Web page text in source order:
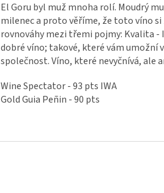
El Goru byl muž mnoha rolí. Moudrý
milenec a proto věříme, že toto víno
rovnováhy mezi třemi pojmy: Kvalita -
dobré víno; takové, které vám umožní
společnost. Víno, které nevyčnívá, ale
Wine Spectator - 93 pts IWA
Gold Guia Peñin - 90 pts